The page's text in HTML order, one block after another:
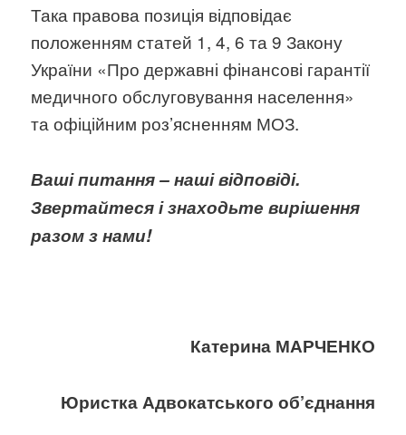
Така правова позиція відповідає
положенням статей 1, 4, 6 та 9 Закону
України «Про державні фінансові гарантії
медичного обслуговування населення»
та офіційним роз’ясненням МОЗ.
Ваші питання – наші відповіді.
Звертайтеся і знаходьте вирішення
разом з нами!
Катерина МАРЧЕНКО
Юристка Адвокатського об’єднання